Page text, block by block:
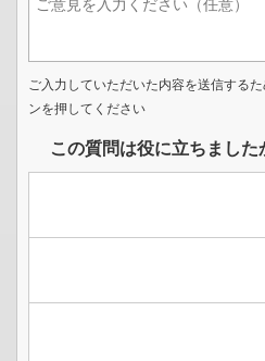
ご入力していただいた内容を送信する
ンを押してください
この質問は役に立ちました